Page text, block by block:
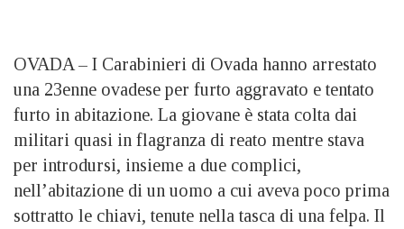
OVADA – I Carabinieri di Ovada hanno arrestato
una 23enne ovadese per furto aggravato e tentato
furto in abitazione. La giovane è stata colta dai
militari quasi in flagranza di reato mentre stava
per introdursi, insieme a due complici,
nell’abitazione di un uomo a cui aveva poco prima
sottratto le chiavi, tenute nella tasca di una felpa. Il